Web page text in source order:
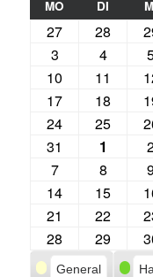
MO DI
27 28
3
4
10
11
17
18
24
25
31
1
7
8
14
15
21
22
28
29
Kategorien
General